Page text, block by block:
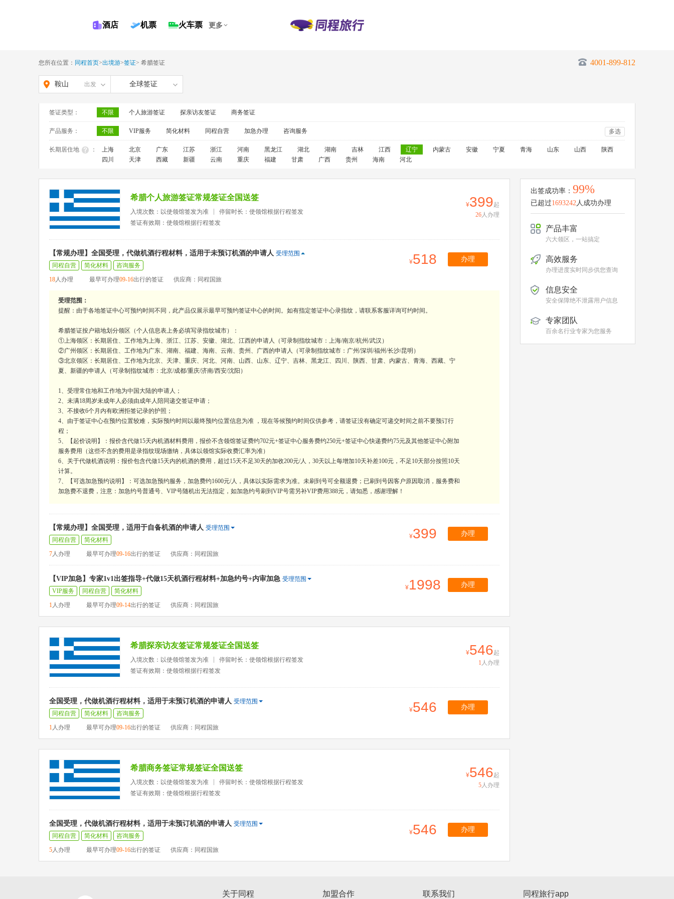
酒店 机票 火车票 更多
您所在位置： 同程首页>出境游>签证> 希腊签证 4001-899-812
鞍山 出发 全球签证
签证类型： 不限 个人旅游签证 探亲访友签证 商务签证
产品服务： 不限 VIP服务 简化材料 同程自营 加急办理 咨询服务 多选
长期居住地 ： 上海 北京 广东 江苏 浙江 河南 黑龙江 湖北 湖南 吉林 江西 辽宁 内蒙古 安徽 宁夏 青海 山东 山西
陕西
四川
天津 西藏 新疆 云南 重庆 福建 甘肃 广西 贵州 海南 河北
希腊个人旅游签证常规签证全国送签
入境次数：以使领馆签发为准
停留时长：使领馆根据行程签发
签证有效期：使领馆根据行程签发
399起
26人办理
【常规办理】全国受理，代做机酒行程材料，适用于未预订机酒的申请人 受理范围
同程自营
简化材料
咨询服务
18人办理 最早可办理09-16出行的签证 供应商：同程国旅
518 办理
受理范围：
提醒：由于各地签证中心可预约时间不同，此产品仅展示最早可预约签证中心的时间。如有指定签证中心录指纹，请联系客服详询可约时间。
希腊签证按户籍地划分领区（个人信息表上务必填写录指纹城市）：
①上海领区：长期居住、工作地为上海、浙江、江苏、安徽、湖北、江西的申请人（可录制指纹城市：上海/南京/杭州/武汉）
②广州领区：长期居住、工作地为广东、湖南、福建、海南、云南、贵州、广西的申请人（可录制指纹城市：广州/深圳/福州/长沙/昆明）
③北京领区：长期居住、工作地为北京、天津、重庆、河北、河南、山西、山东、辽宁、吉林、黑龙江、四川、陕西、甘肃、内蒙古、青海、西藏、宁
夏、新疆的申请人（可录制指纹城市：北京/成都/重庆/济南/西安/沈阳）
1、受理常住地和工作地为中国大陆的申请人；
2、未满18周岁未成年人必须由成年人陪同递交签证申请；
3、不接收6个月内有欧洲拒签记录的护照；
4、由于签证中心在预约位置较难，实际预约时间以最终预约位置信息为准 ，现在等候预约时间仅供参考，请签证没有确定可递交时间之前不要预订行
程；
5、【起价说明】：报价含代做15天内机酒材料费用，报价不含领馆签证费约702元+签证中心服务费约250元+签证中心快递费约75元及其他签证中心附加
服务费用（这些不含的费用是录指纹现场缴纳，具体以领馆实际收费汇率为准）
6、关于代做机酒说明：报价包含代做15天内的机酒的费用，超过15天不足30天的加收200元/人，30天以上每增加10天补差100元，不足10天部分按照10天
计算。
7、【可选加急预约说明】：可选加急预约服务，加急费约1600元/人，具体以实际需求为准。未刷到号可全额退费；已刷到号因客户原因取消，服务费和
加急费不退费，注意：加急约号普通号、VIP号随机出无法指定，如加急约号刷到VIP号需另补VIP费用388元，请知悉，感谢理解！
【常规办理】全国受理，适用于自备机酒的申请人 受理范围
同程自营
简化材料
7人办理 最早可办理09-16出行的签证 供应商：同程国旅
399 办理
【VIP加急】专家1v1出签指导+代做15天机酒行程材料+加急约号+内审加急 受理范围
VIP服务
同程自营
简化材料
1人办理 最早可办理09-14出行的签证 供应商：同程国旅
1998 办理
希腊探亲访友签证常规签证全国送签
入境次数：以使领馆签发为准
停留时长：使领馆根据行程签发
签证有效期：使领馆根据行程签发
546起
1 人办理
全国受理，代做机酒行程材料，适用于未预订机酒的申请人 受理范围
同程自营
简化材料
咨询服务
1人办理 最早可办理09-16出行的签证 供应商：同程国旅
546 办理
希腊商务签证常规签证全国送签
入境次数：以使领馆签发为准
停留时长：使领馆根据行程签发
签证有效期：使领馆根据行程签发
546起
5人办理
全国受理，代做机酒行程材料，适用于未预订机酒的申请人 受理范围
同程自营
简化材料
咨询服务
5人办理 最早可办理09-16出行的签证 供应商：同程国旅
546 办理
出签成功率： 99%
已超过1693242人成功办理
产品丰富
六大领区，一站搞定
高效服务
办理进度实时同步供您查询
信息安全
安全保障绝不泄露用户信息
专家团队
百余名行业专家为您服务
关于同程 加盟合作 联系我们 同程旅行app